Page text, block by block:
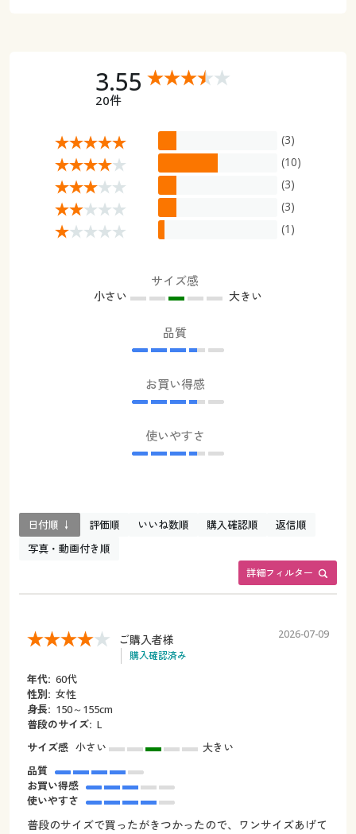
サポート
ご利用ガイド
よくある質問とお問い合わせ
ご利用ガイド
よくある質問とお問い合わせ
3.55
20件
(3)
(10)
(3)
(3)
(1)
サイズ感
小さい 大きい
品質
お買い得感
使いやすさ
詳細フィルター
日付順 ↓ 評価順 いいね数順 購入確認順
返信順
写真・動画付き順
ご購入者様
購入確認済み
2026-07-09
年代: 60代
性別: 女性
身長: 150～155cm
普段のサイズ: L
サイズ感 小さい
大きい
品質
お買い得感
使いやすさ
普段のサイズで買ったがきつかったので、ワンサイズあげて